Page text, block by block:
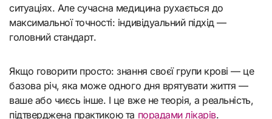
ситуаціях. Але сучасна медицина рухається до
максимальної точності: індивідуальний підхід —
головний стандарт.
Якщо говорити просто: знання своєї групи крові — це
базова річ, яка може одного дня врятувати життя —
ваше або чиєсь інше. І це вже не теорія, а реальність,
підтверджена практикою та порадами лікарів.